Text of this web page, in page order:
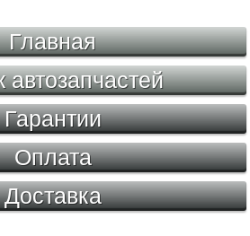
Главная
автозапчастей
Гарантии
Оплата
Доставка